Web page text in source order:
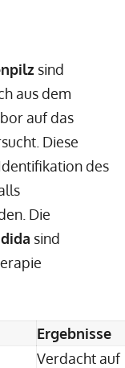
sind
aus dem
auf das
Diese
des
Die
sind
Ergebnisse
Verdacht auf